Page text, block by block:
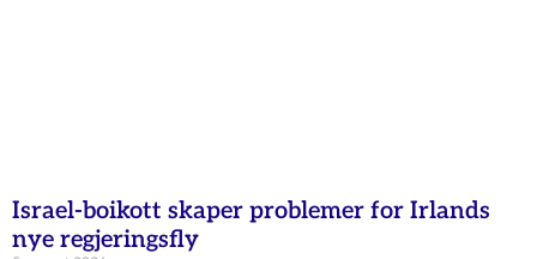
Israel-boikott skaper problemer for Irlands
nye regjeringsfly